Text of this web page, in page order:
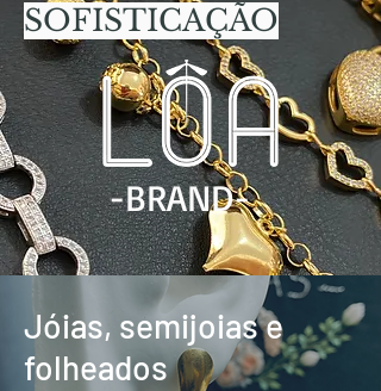
SOFISTICAÇÃO
-BRAND-
Jóias, semijoias e
folheados